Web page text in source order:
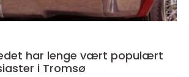
har lenge vært populært
i Tromsø